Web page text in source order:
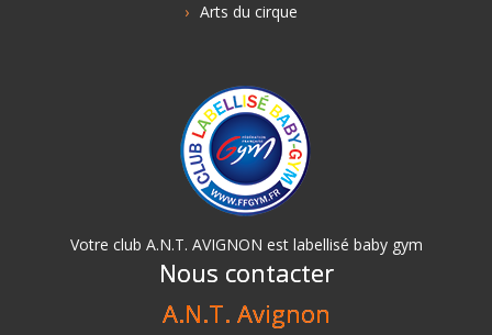
Arts du cirque
Votre club A.N.T. AVIGNON est labellisé baby gym
Nous contacter
A.N.T. Avignon